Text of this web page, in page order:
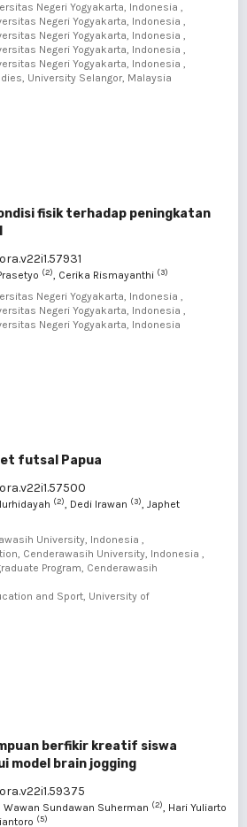
Negeri Yogyakarta, Indonesia ,
Negeri Yogyakarta, Indonesia ,
Negeri Yogyakarta, Indonesia ,
Negeri Yogyakarta, Indonesia ,
Negeri Yogyakarta, Indonesia ,
University Selangor, Malaysia
fisik terhadap peningkatan
(2), Cerika Rismayanthi (3)
Negeri Yogyakarta, Indonesia ,
Negeri Yogyakarta, Indonesia ,
Negeri Yogyakarta, Indonesia
futsal Papua
(2), Dedi Irawan (3), Japhet
University, Indonesia ,
Cenderawasih University, Indonesia ,
Program, Cenderawasih
and Sport, University of
berfikir kreatif siswa
model brain jogging
Wawan Sundawan Suherman (2), Hari Yuliarto
(5)